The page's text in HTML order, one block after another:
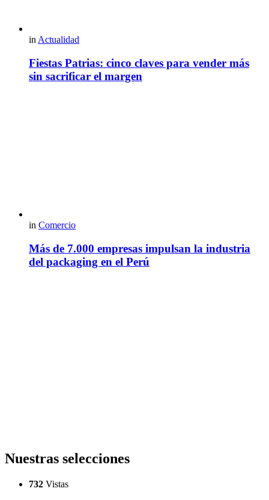
in Actualidad
Fiestas Patrias: cinco claves para vender más
sin sacrificar el margen
in Comercio
Más de 7.000 empresas impulsan la industria
del packaging en el Perú
Nuestras selecciones
732 Vistas